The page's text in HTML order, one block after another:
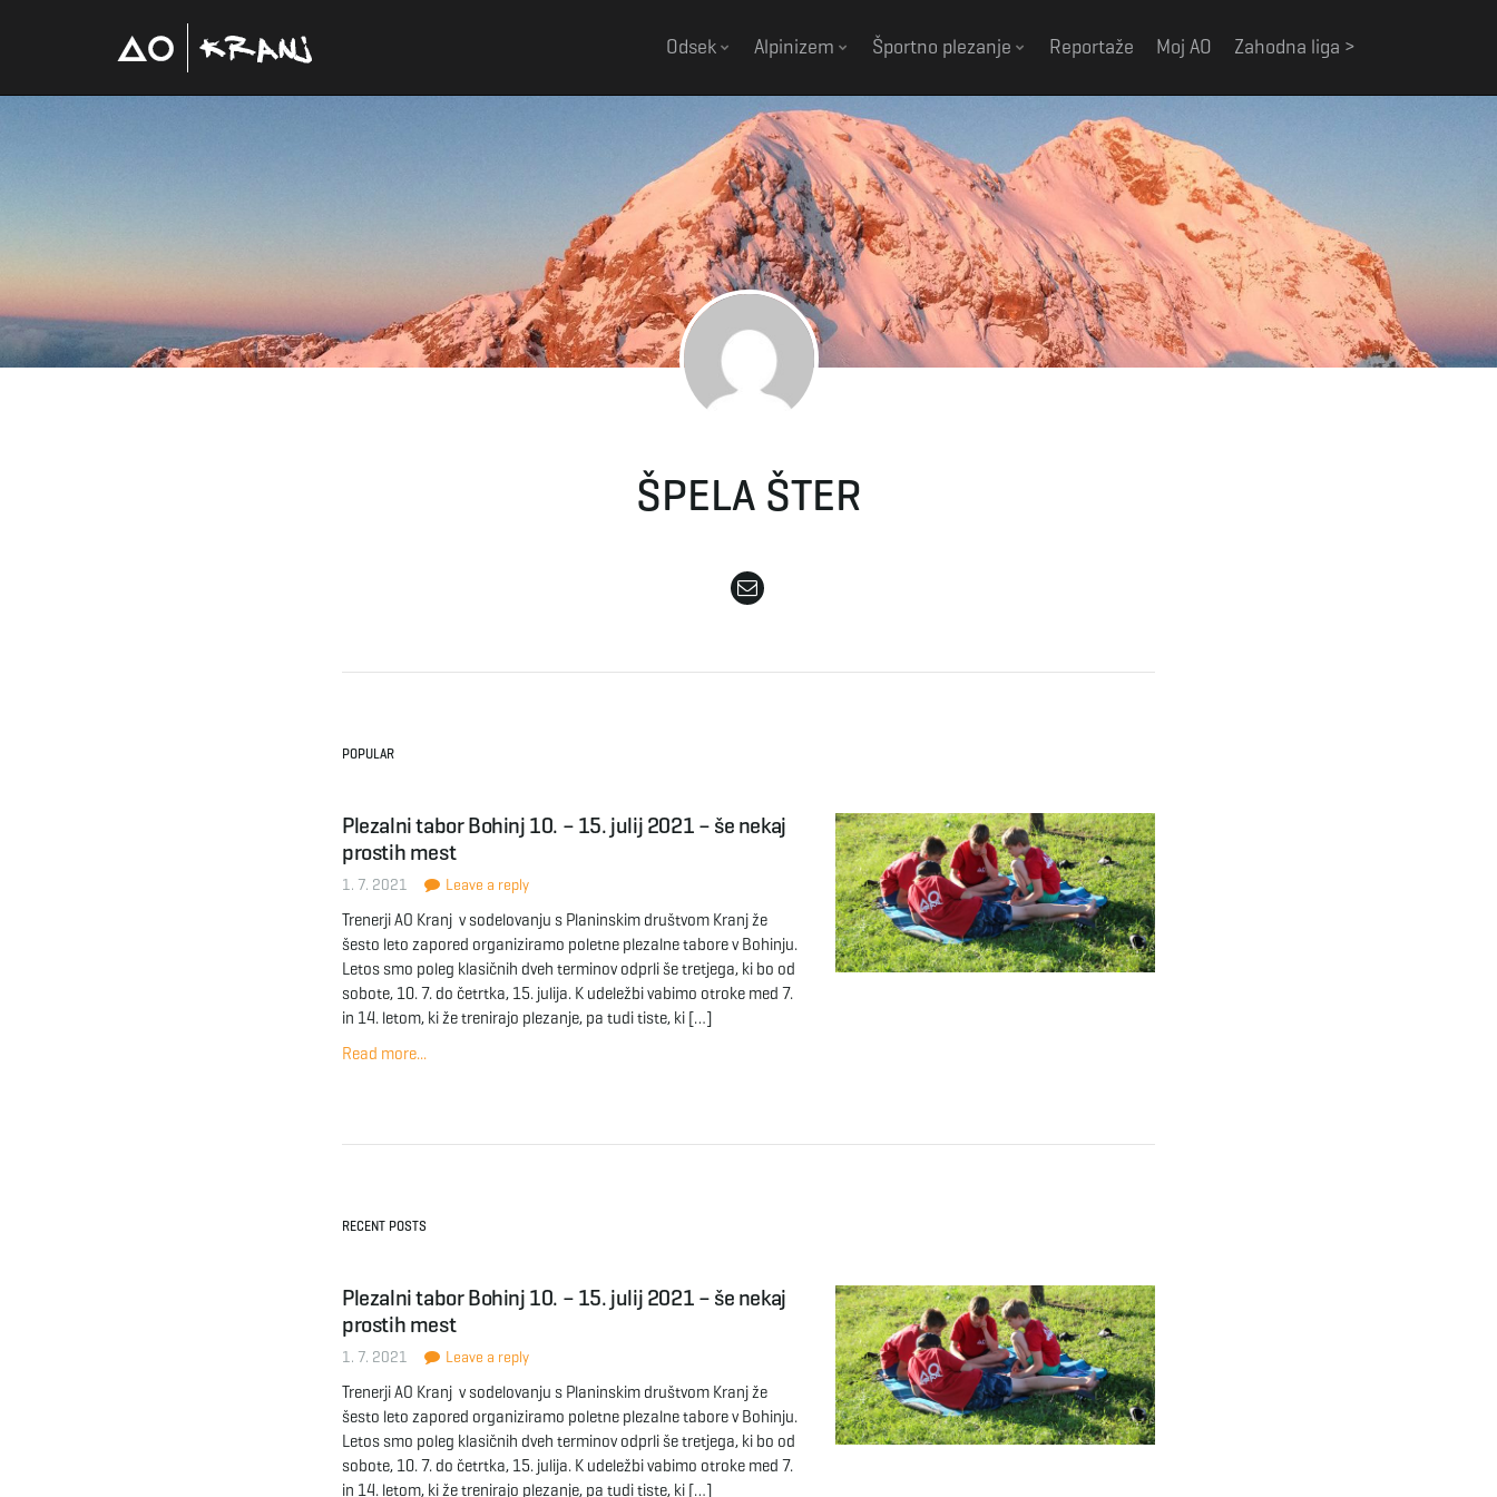
Odsek Alpinizem Športno plezanje Reportaže Moj AO Zahodna liga >
ŠPELA ŠTER
POPULAR
Plezalni tabor Bohinj 10. – 15. julij 2021 – še nekaj
prostih mest
1. 7. 2021 Leave a reply
Trenerji AO Kranj v sodelovanju s Planinskim društvom Kranj že
šesto leto zapored organiziramo poletne plezalne tabore v Bohinju.
Letos smo poleg klasičnih dveh terminov odprli še tretjega, ki bo od
sobote, 10. 7. do četrtka, 15. julija. K udeležbi vabimo otroke med 7.
in 14. letom, ki že trenirajo plezanje, pa tudi tiste, ki […]
Read more...
RECENT POSTS
Plezalni tabor Bohinj 10. – 15. julij 2021 – še nekaj
prostih mest
1. 7. 2021 Leave a reply
Trenerji AO Kranj v sodelovanju s Planinskim društvom Kranj že
šesto leto zapored organiziramo poletne plezalne tabore v Bohinju.
Letos smo poleg klasičnih dveh terminov odprli še tretjega, ki bo od
sobote, 10. 7. do četrtka, 15. julija. K udeležbi vabimo otroke med 7.
in 14. letom, ki že trenirajo plezanje, pa tudi tiste, ki […]